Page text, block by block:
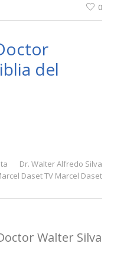
0
del
Dr. Walter Alfredo Silva
Daset TV Marcel Daset
Walter Silva